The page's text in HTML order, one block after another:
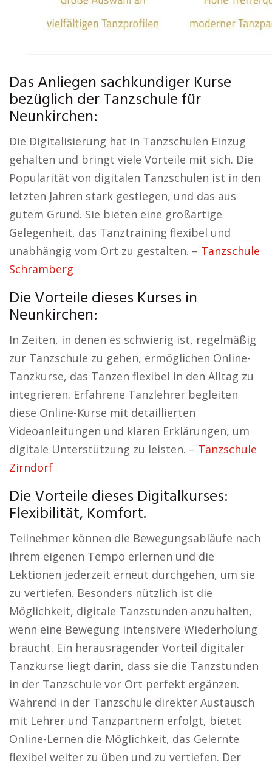
Das Anliegen sachkundiger Kurse
bezüglich der Tanzschule für
Neunkirchen:
Die Digitalisierung hat in Tanzschulen Einzug
gehalten und bringt viele Vorteile mit sich. Die
Popularität von digitalen Tanzschulen ist in den
letzten Jahren stark gestiegen, und das aus
gutem Grund. Sie bieten eine großartige
Gelegenheit, das Tanztraining flexibel und
unabhängig vom Ort zu gestalten. – Tanzschule
Schramberg
Die Vorteile dieses Kurses in
Neunkirchen:
In Zeiten, in denen es schwierig ist, regelmäßig
zur Tanzschule zu gehen, ermöglichen Online-
Tanzkurse, das Tanzen flexibel in den Alltag zu
integrieren. Erfahrene Tanzlehrer begleiten
diese Online-Kurse mit detaillierten
Videoanleitungen und klaren Erklärungen, um
digitale Unterstützung zu leisten. – Tanzschule
Zirndorf
Die Vorteile dieses Digitalkurses:
Flexibilität, Komfort.
Teilnehmer können die Bewegungsabläufe nach
ihrem eigenen Tempo erlernen und die
Lektionen jederzeit erneut durchgehen, um sie
zu vertiefen. Besonders nützlich ist die
Möglichkeit, digitale Tanzstunden anzuhalten,
wenn eine Bewegung intensivere Wiederholung
braucht. Ein herausragender Vorteil digitaler
Tanzkurse liegt darin, dass sie die Tanzstunden
in der Tanzschule vor Ort perfekt ergänzen.
Während in der Tanzschule direkter Austausch
mit Lehrer und Tanzpartnern erfolgt, bietet
Online-Lernen die Möglichkeit, das Gelernte
flexibel weiter zu üben und zu vertiefen. Der